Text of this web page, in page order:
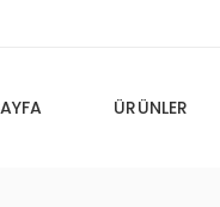
ÜRÜNLER